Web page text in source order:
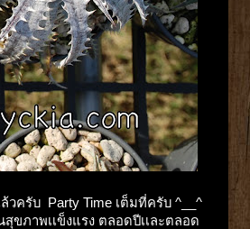
วครับ Party Time เต็มที่ครับ ^__^
ขภาพเเข็งแรง ตลอดปีเเละตลอด